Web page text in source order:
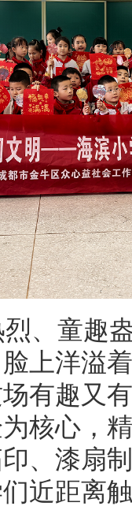
、童趣
上洋溢
有趣又
核心，
、漆扇
近距离